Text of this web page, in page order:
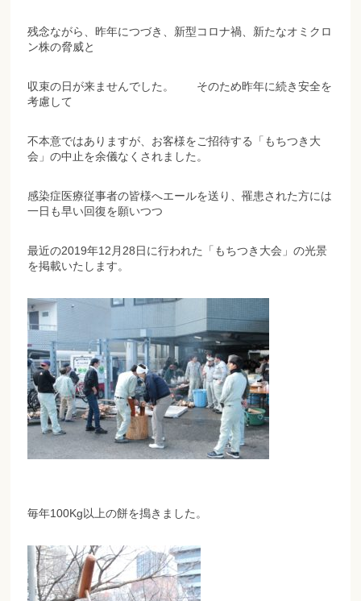
残念ながら、昨年につづき、新型コロナ禍、新たなオミクロ
ン株の脅威と
収束の日が来ませんでした。 そのため昨年に続き安全を
考慮して
不本意ではありますが、お客様をご招待する「もちつき大
会」の中止を余儀なくされました。
感染症医療従事者の皆様へエールを送り、罹患された方には
一日も早い回復を願いつつ
最近の2019年12月28日に行われた「もちつき大会」の光景
を掲載いたします。
毎年100Kg以上の餅を搗きました。